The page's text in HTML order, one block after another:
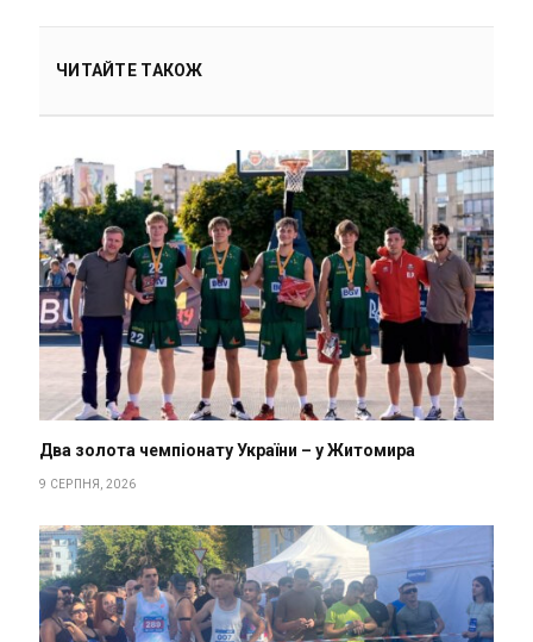
ЧИТАЙТЕ ТАКОЖ
Два золота чемпіонату України – у Житомира
9 СЕРПНЯ, 2026